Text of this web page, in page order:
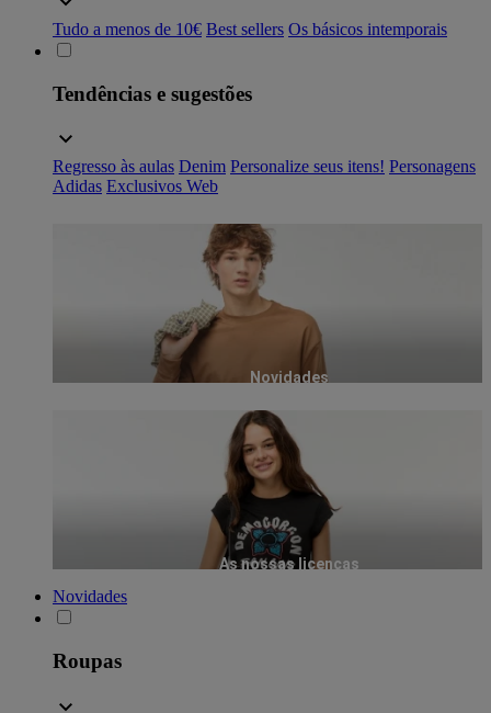
Tudo a menos de 10€ Best sellers Os básicos intemporais
Tendências e sugestões
Regresso às aulas Denim Personalize seus itens! Personagens
Adidas Exclusivos Web
Novidades
As nossas licenças
Novidades
Roupas